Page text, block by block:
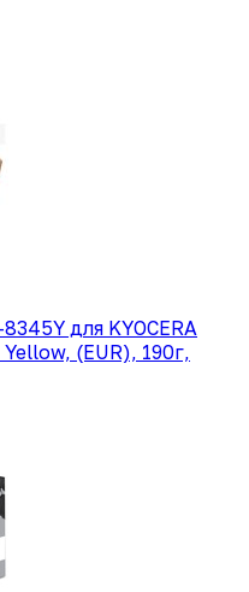
для KYOCERA
(EUR), 190г,